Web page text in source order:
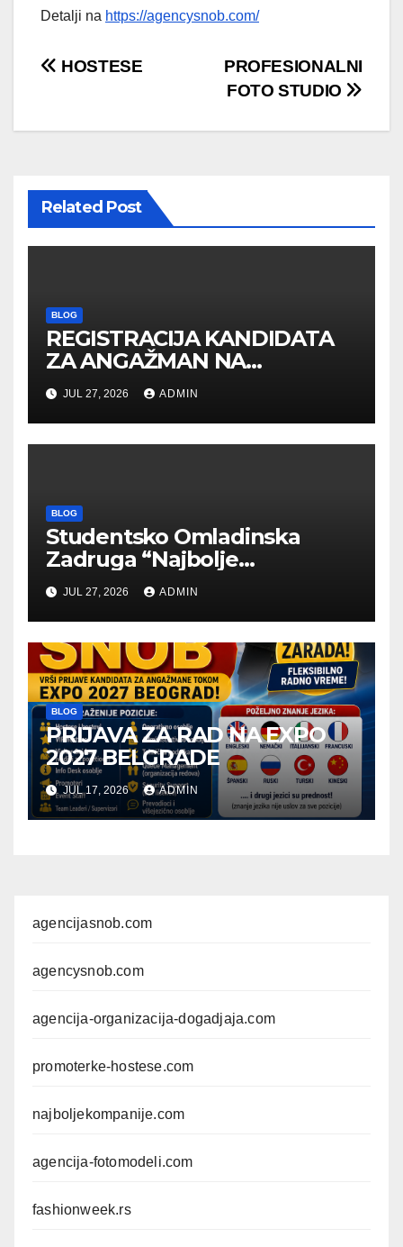
Detalji na https://agencysnob.com/
Post
PROFESIONALNI
FOTO STUDIO
HOSTESE
Related Post
BLOG
REGISTRACIJA KANDIDATA
ZA ANGAŽMAN NA
INOSTRANIM PAVILJONIMA
JUL 27, 2026 ADMIN
BLOG
Studentsko Omladinska
Zadruga “Najbolje
Kompanije“
JUL 27, 2026 ADMIN
BLOG
PRIJAVA ZA RAD NA EXPO
2027 BELGRADE
JUL 17, 2026 ADMIN
agencijasnob.com
agencysnob.com
agencija-organizacija-dogadjaja.com
promoterke-hostese.com
najboljekompanije.com
agencija-fotomodeli.com
fashionweek.rs